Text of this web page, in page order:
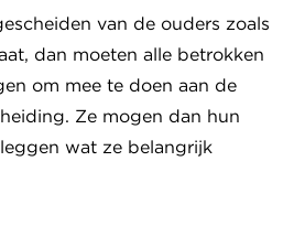
van de ouders zoals
dan moeten alle betrokken
om mee te doen aan de
Ze mogen dan hun
wat ze belangrijk